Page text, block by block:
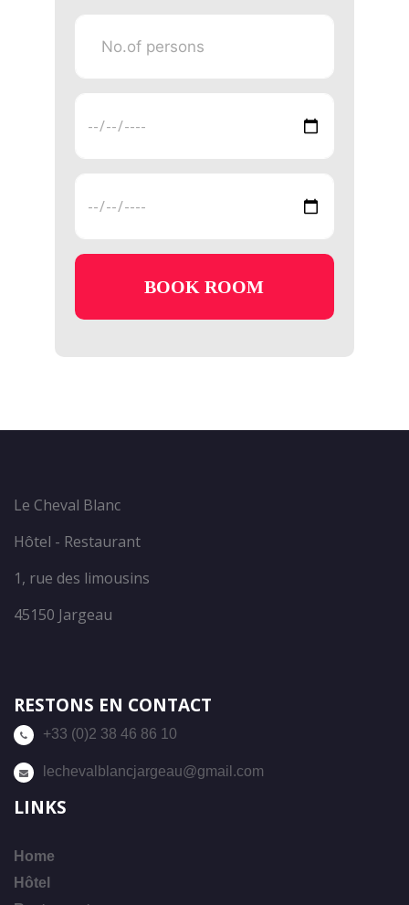
persons
Out
Le Cheval Blanc
Hôtel - Restaurant
1, rue des limousins
45150 Jargeau
RESTONS EN CONTACT
+33 (0)2 38 46 86 10
lechevalblancjargeau@gmail.com
LINKS
Home
Hôtel